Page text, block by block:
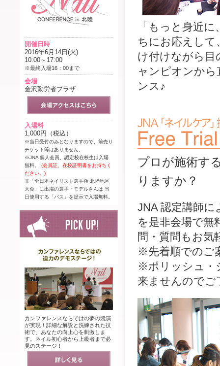
開催日時
2016年6月14日(火)
10:00～17:00
※最終入場16：00まで
会場
金沢勤労者プラザ
入場料
1,000円（税込）
※当日受付のみとなりますので、前売り
チケット等はありません。
※JNA 個人会員、認定校在校生は入場
無料。
(会員証、在校証明書をお持ちく
ださい。)
※「全日本ネイリスト選手権 北陸地区
大会」に出場の選手・モデルさんは 当
日使用する「パス」を提示で入場無料。
カンファレンスならではの夢の競演
が実現！詳細な解説と洗練された技
術で、あなたの向上心を刺激しま
す。ネイル初心者から上級者まで必
見のステージ！
「もっと身近
ちにお応えして
け付けながら
ャンピオンか
ンス♪
プロが施術す
りますか？
JNA 認定講師
を是非会場で無
問・質問もお気
※先着順でのご
※ポリッシュ・
来ませんのでご